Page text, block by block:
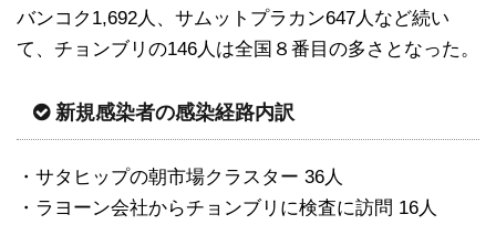
バンコク1,692人、サムットプラカン647人など続い
て、チョンブリの146人は全国８番目の多さとなった。
新規感染者の感染経路内訳
・サタヒップの朝市場クラスター 36人
・ラヨーン会社からチョンブリに検査に訪問 16人